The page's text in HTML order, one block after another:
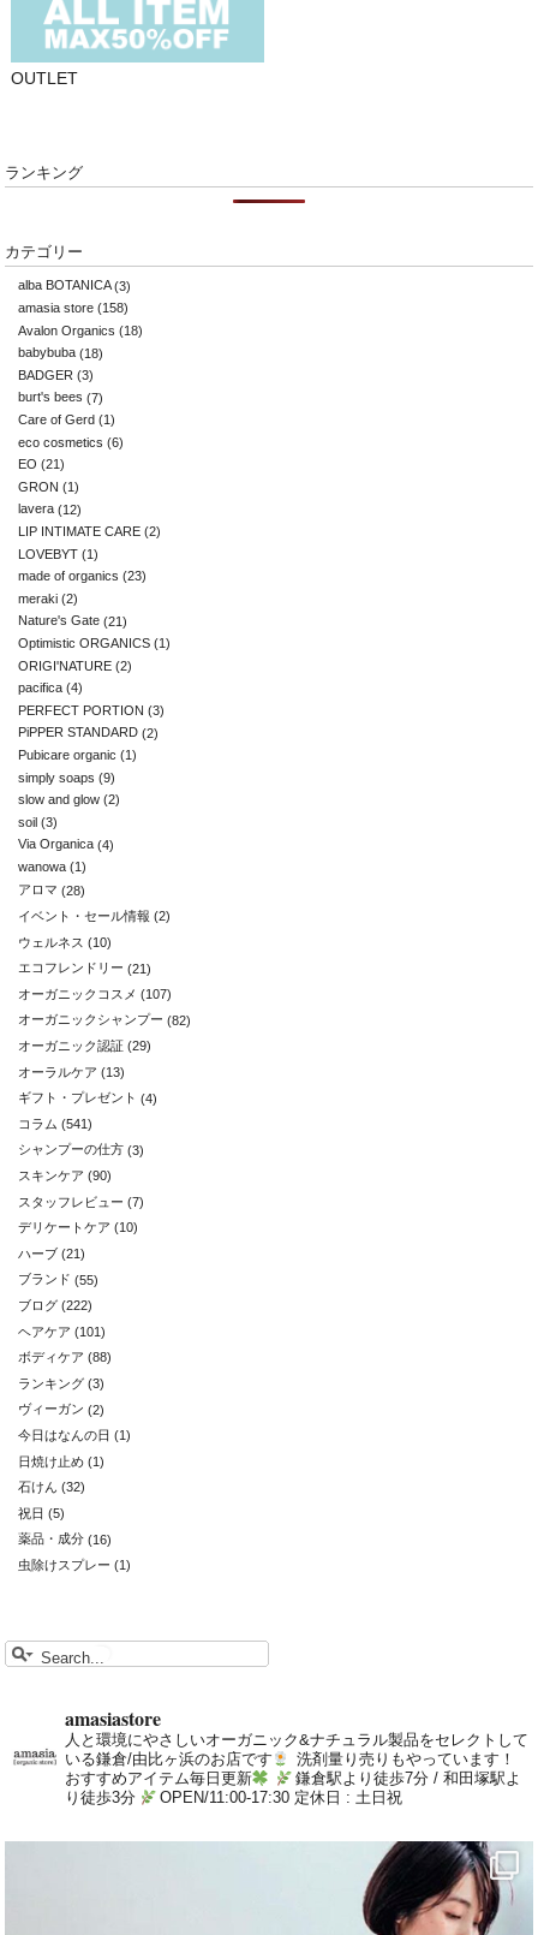
OUTLET
ランキング
カテゴリー
alba BOTANICA(3)
amasia store (158)
Avalon Organics (18)
babybuba (18)
BADGER (3)
burt's bees (7)
Care of Gerd (1)
eco cosmetics (6)
EO (21)
GRON (1)
lavera (12)
LIP INTIMATE CARE (2)
LOVEBYT (1)
made of organics (23)
meraki (2)
Nature's Gate (21)
Optimistic ORGANICS (1)
ORIGI'NATURE (2)
pacifica (4)
PERFECT PORTION (3)
PiPPER STANDARD (2)
Pubicare organic (1)
simply soaps (9)
slow and glow (2)
soil (3)
Via Organica (4)
wanowa (1)
アロマ (28)
イベント・セール情報 (2)
ウェルネス (10)
エコフレンドリー (21)
オーガニックコスメ (107)
オーガニックシャンプー (82)
オーガニック認証 (29)
オーラルケア (13)
ギフト・プレゼント (4)
コラム (541)
シャンプーの仕方 (3)
スキンケア (90)
スタッフレビュー (7)
デリケートケア (10)
ハーブ (21)
ブランド (55)
ブログ (222)
ヘアケア (101)
ボディケア (88)
ランキング (3)
ヴィーガン (2)
今日はなんの日 (1)
日焼け止め (1)
石けん (32)
祝日 (5)
薬品・成分 (16)
虫除けスプレー (1)
amasiastore
人と環境にやさしいオーガニック&ナチュラル製品をセレクトして
いる鎌倉/由比ヶ浜のお店です
洗剤量り売りもやっています！
おすすめアイテム毎日更新
鎌倉駅より徒歩7分 / 和田塚駅よ
り徒歩3分
OPEN/11:00-17:30 定休日 : 土日祝